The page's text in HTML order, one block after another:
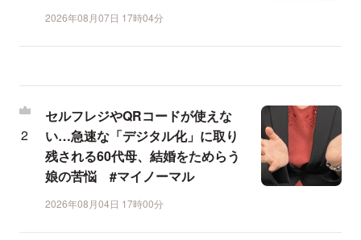
2026年08月07日 17時04分
セルフレジやQRコードが使えな
い…急速な「デジタル化」に取り
残される60代母、結婚をためらう
娘の苦悩 #マイノーマル
2026年08月04日 17時00分